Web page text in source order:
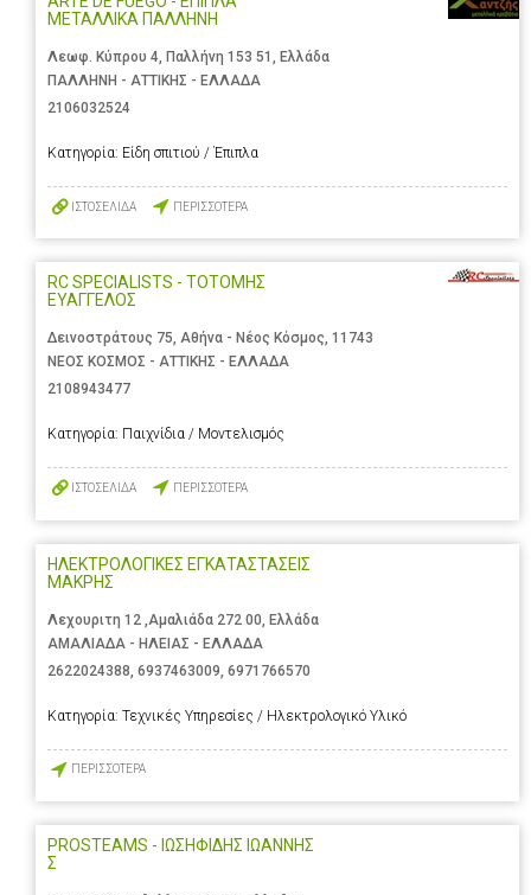
ΜΕΤΑΛΛΙΚΑ ΠΑΛΛΗΝΗ
Λεωφ. Κύπρου 4, Παλλήνη 153 51, Ελλάδα
ΠΑΛΛΗΝΗ - ΑΤΤΙΚΗΣ - ΕΛΛΑΔΑ
2106032524
Κατηγορία: Είδη σπιτιού / Έπιπλα
ΙΣΤΟΣΕΛΙΔΑ ΠΕΡΙΣΣΟΤΕΡΑ
RC SPECIALISTS - ΤΟΤΟΜΗΣ
ΕΥΑΓΓΕΛΟΣ
Δεινοστράτους 75, Αθήνα - Νέος Κόσμος, 11743
ΝΕΟΣ ΚΟΣΜΟΣ - ΑΤΤΙΚΗΣ - ΕΛΛΑΔΑ
2108943477
Κατηγορία: Παιχνίδια / Μοντελισμός
ΙΣΤΟΣΕΛΙΔΑ ΠΕΡΙΣΣΟΤΕΡΑ
ΗΛΕΚΤΡΟΛΟΓΙΚΕΣ ΕΓΚΑΤΑΣΤΑΣΕΙΣ
ΜΑΚΡΗΣ
Λεχουριτη 12 ,Αμαλιάδα 272 00, Ελλάδα
ΑΜΑΛΙΑΔΑ - ΗΛΕΙΑΣ - ΕΛΛΑΔΑ
2622024388 6937463009 6971766570
Κατηγορία: Τεχνικές Υπηρεσίες / Ηλεκτρολογικό Υλικό
ΠΕΡΙΣΣΟΤΕΡΑ
PROSTEAMS - ΙΩΣΗΦΙΔΗΣ ΙΩΑΝΝΗΣ
Σ